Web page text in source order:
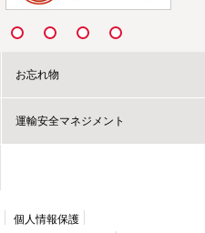
お忘れ物
運輸安全マネジメント
個人情報保護